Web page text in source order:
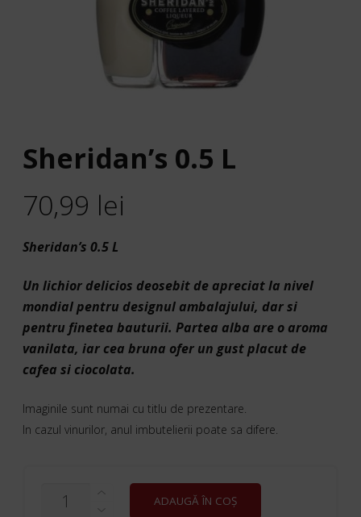
Sheridan’s 0.5 L
70,99 lei
Sheridan’s 0.5 L
Un lichior delicios deosebit de apreciat la nivel
mondial pentru designul ambalajului, dar si
pentru finetea bauturii. Partea alba are o aroma
vanilata, iar cea bruna ofer un gust placut de
cafea si ciocolata.
Imaginile sunt numai cu titlu de prezentare.
In cazul vinurilor, anul imbutelierii poate sa difere.
SHERIDAN'S
ADAUGĂ ÎN COȘ